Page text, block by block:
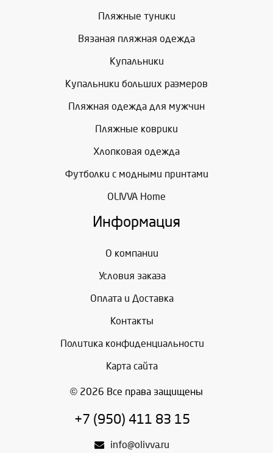
Пляжные туники
Вязаная пляжная одежда
Купальники
Купальники больших размеров
Пляжная одежда для мужчин
Пляжные коврики
Хлопковая одежда
Футболки с модными принтами
OLIVVA Home
Информация
О компании
Условия заказа
Оплата и Доставка
Контакты
Политика конфиденциальности
Карта сайта
© 2026 Все права защищены
+7 (950) 411 83 15
info@olivva.ru